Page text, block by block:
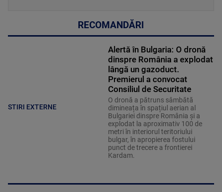
RECOMANDĂRI
STIRI EXTERNE
Alertă în Bulgaria: O dronă
dinspre România a explodat
lângă un gazoduct.
Premierul a convocat
Consiliul de Securitate
O dronă a pătruns sâmbătă
dimineața în spațiul aerian al
Bulgariei dinspre România și a
explodat la aproximativ 100 de
metri în interiorul teritoriului
bulgar, în apropierea fostului
punct de trecere a frontierei
Kardam.